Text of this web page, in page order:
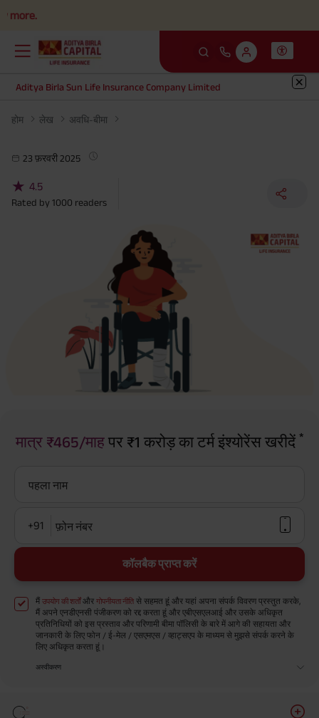
Aditya Birla Sun Life Insurance Company Limited
होम लेख अवधि-बीमा
23 फ़रवरी 2025
★ 4.5
Rated by 1000 readers
मात्र ₹465/माहपर ₹1 करोड़ का टर्म इंश्योरेंस खरीदें *
पहला नाम
+91 फ़ोन नंबर
कॉलबैक प्राप्त करें
मैं उपयोग की शर्तोंऔर गोपनीयता नीति से सहमत हूं और यहां अपना संपर्क विवरण प्रस्तुत करके,
मैं अपने एनडीएनसी पंजीकरण को रद्द करता हूं और एबीएसएलआई और उसके अधिकृत
प्रतिनिधियों को इस प्रस्ताव और परिणामी बीमा पॉलिसी के बारे में आगे की सहायता और
जानकारी के लिए फोन / ई-मेल / एसएमएस / व्हाट्सएप के माध्यम से मुझसे संपर्क करने के
लिए अधिकृत करता हूं।
अस्वीकरण